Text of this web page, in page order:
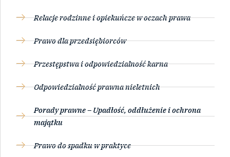
Relacje rodzinne i opiekuńcze w oczach prawa
Prawo dla przedsiębiorców
Przestępstwa i odpowiedzialność karna
Odpowiedzialność prawna nieletnich
Porady prawne – Upadłość, oddłużenie i ochrona
majątku
Prawo do spadku w praktyce